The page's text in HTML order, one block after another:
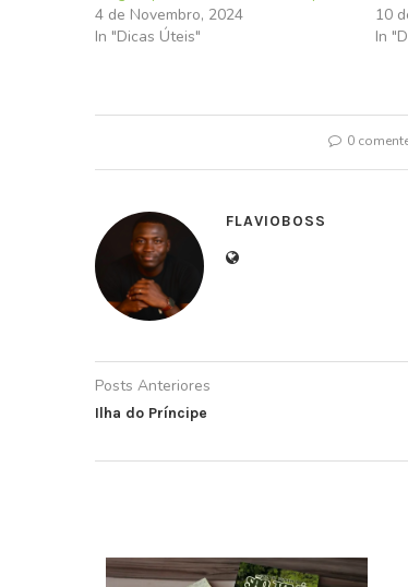
4 de Novembro, 2024
In "Dicas Úteis"
10
In
0
FLAVIOBOSS
Posts Anteriores
Ilha do Príncipe